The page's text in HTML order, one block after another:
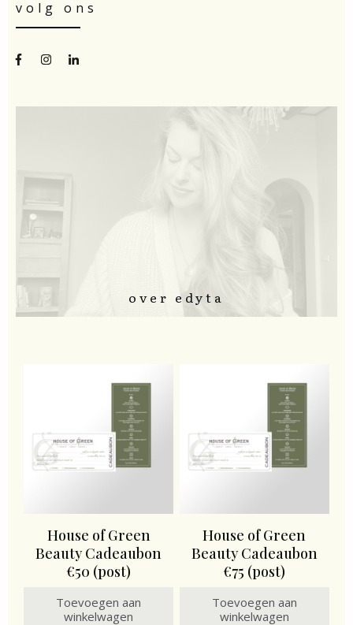
volg ons
over edyta
House of Green
Beauty Cadeaubon
€50 (post)
Toevoegen aan
winkelwagen
House of Green
Beauty Cadeaubon
€75 (post)
Toevoegen aan
winkelwagen